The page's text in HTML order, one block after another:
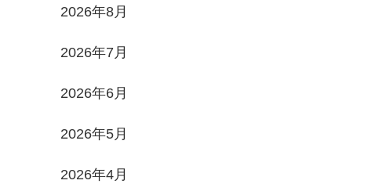
2026年8月
2026年7月
2026年6月
2026年5月
2026年4月